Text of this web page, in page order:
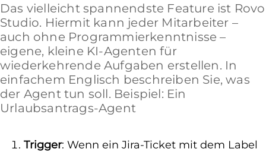
Das vielleicht spannendste Feature ist Rovo
Studio. Hiermit kann jeder Mitarbeiter –
auch ohne Programmierkenntnisse –
eigene, kleine KI-Agenten für
wiederkehrende Aufgaben erstellen. In
einfachem Englisch beschreiben Sie, was
der Agent tun soll. Beispiel: Ein
Urlaubsantrags-Agent
Trigger: Wenn ein Jira-Ticket mit dem Label